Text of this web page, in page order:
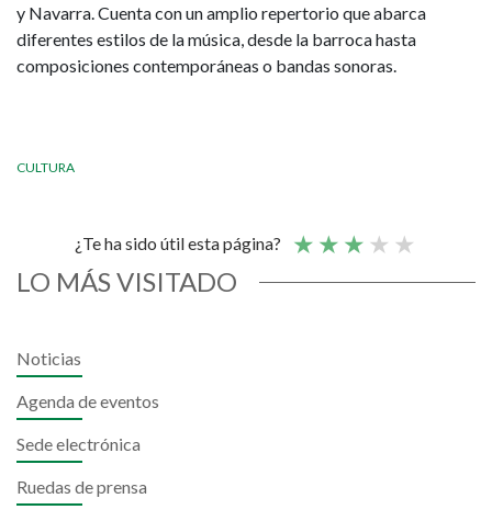
y Navarra. Cuenta con un amplio repertorio que abarca
diferentes estilos de la música, desde la barroca hasta
composiciones contemporáneas o bandas sonoras.
CULTURA
¿Te ha sido útil esta página?
LO MÁS VISITADO
Noticias
Agenda de eventos
Sede electrónica
Ruedas de prensa